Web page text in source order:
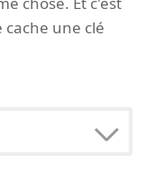
une clé